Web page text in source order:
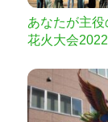
あなたが主
花火大会2022